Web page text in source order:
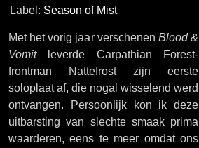
Label: Season of Mist
Met het vorig jaar verschenen Blood &
Vomitleverde Carpathian Forest-
frontman Nattefrost zijn eerste
soloplaat af, die nogal wisselend werd
ontvangen. Persoonlijk kon ik deze
uitbarsting van slechte smaak prima
waarderen, eens te meer omdat ons